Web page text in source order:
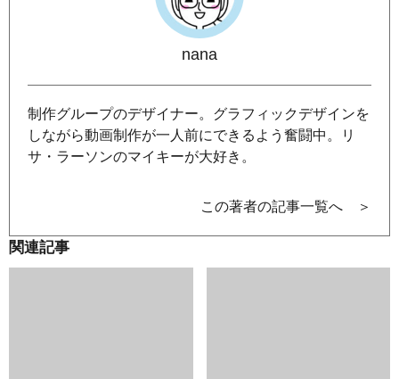
nana
制作グループのデザイナー。グラフィックデザインを
しながら動画制作が一人前にできるよう奮闘中。リ
サ・ラーソンのマイキーが大好き。
この著者の記事一覧へ ＞
関連記事